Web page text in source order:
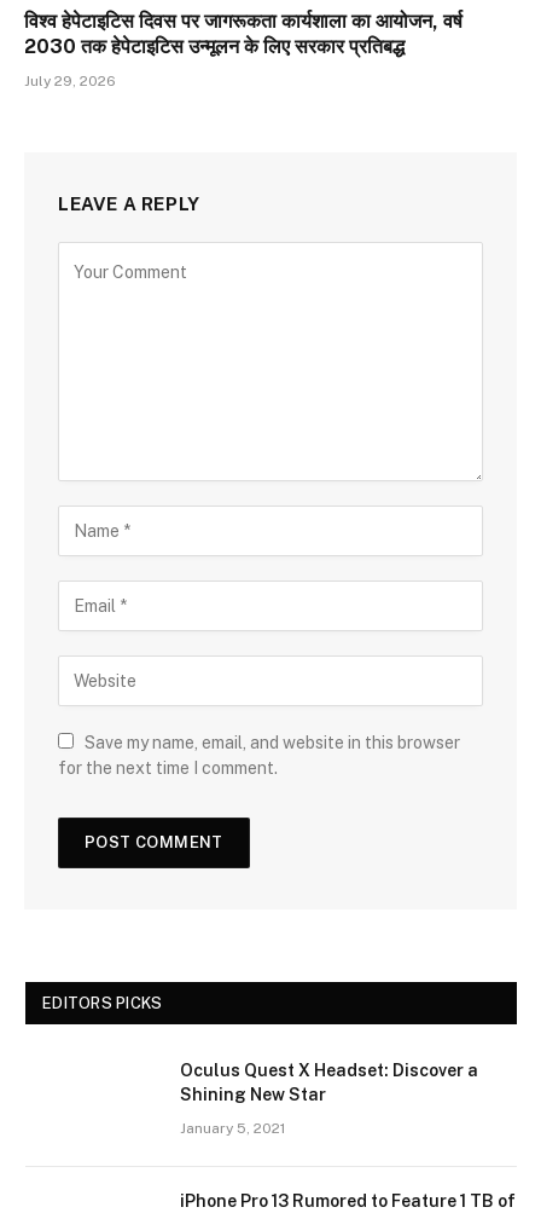
विश्व हेपेटाइटिस दिवस पर जागरूकता कार्यशाला का आयोजन, वर्ष
2030 तक हेपेटाइटिस उन्मूलन के लिए सरकार प्रतिबद्ध
July 29, 2026
LEAVE A REPLY
Save my name, email, and website in this browser
for the next time I comment.
EDITORS PICKS
Oculus Quest X Headset: Discover a
Shining New Star
January 5, 2021
iPhone Pro 13 Rumored to Feature 1 TB of